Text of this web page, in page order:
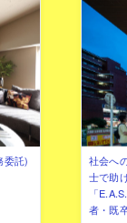
委託)
社会へ
士で助
「
者・既